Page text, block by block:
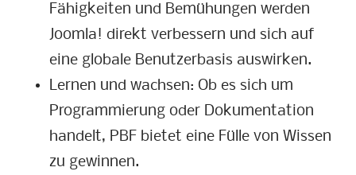
Fähigkeiten und Bemühungen werden
Joomla! direkt verbessern und sich auf
eine globale Benutzerbasis auswirken.
Lernen und wachsen: Ob es sich um
Programmierung oder Dokumentation
handelt, PBF bietet eine Fülle von Wissen
zu gewinnen.